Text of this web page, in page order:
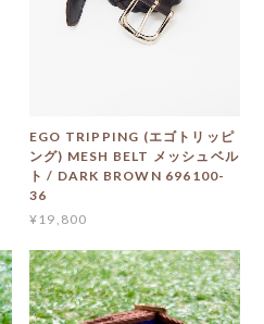
EGO TRIPPING (エゴトリッピ
ング) MESH BELT メッシュベル
ト / DARK BROWN 696100-
36
¥19,800